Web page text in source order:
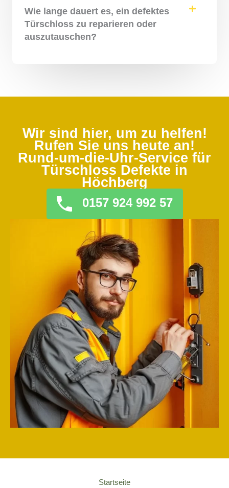
Wie lange dauert es, ein defektes
Türschloss zu reparieren oder
auszutauschen?
Wir sind hier, um zu helfen!
Rufen Sie uns heute an!
Rund-um-die-Uhr-Service für
Türschloss Defekte in
Höchberg
0157 924 992 57
Startseite